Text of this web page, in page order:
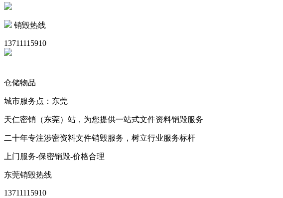
销毁热线
13711115910
仓储物品
城市服务点：东莞
天仁密销（东莞）站，为您提供一站式文件资料销毁服务
二十年专注涉密资料文件销毁服务，树立行业服务标杆
上门服务-保密销毁-价格合理
东莞销毁热线
13711115910